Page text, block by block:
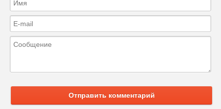
Отправить комментарий